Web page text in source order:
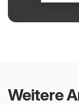
Weitere